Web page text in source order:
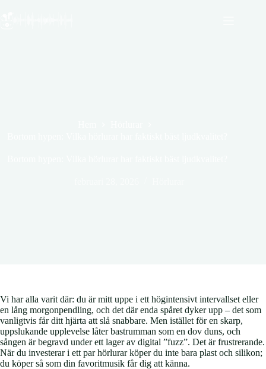
Vi har alla varit där: du är mitt uppe i ett högintensivt intervallset eller
en lång morgonpendling, och det där enda spåret dyker upp – det som
vanligtvis får ditt hjärta att slå snabbare. Men istället för en skarp,
uppslukande upplevelse låter bastrumman som en dov duns, och
sången är begravd under ett lager av digital ”fuzz”. Det är frustrerande.
När du investerar i ett par hörlurar köper du inte bara plast och silikon;
du köper så som din favoritmusik får dig att känna.